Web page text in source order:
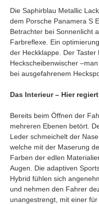
Die Saphirblau Metallic
dem Porsche Panamera S
Betrachter bei Sonnenlicht
Farbreflexe. Ein
der Heckklappe. Der Taster
Heckscheibenwischer
bei ausgefahrenem
Das Interieur – Hier
Bereits beim Öffnen der
mehreren Ebenen betört.
Leder schmeichelt der
welche mit der Maserung
Farben der edlen
Augen. Die adaptiven
Hybrid fühlen sich
und nehmen den Fahrer
unangestrengt, mit einer